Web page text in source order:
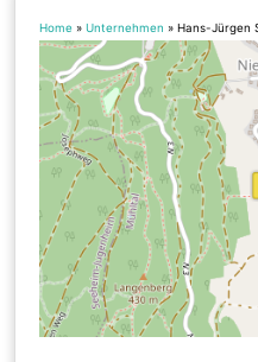
Home »Unternehmen »Hans-Jürgen